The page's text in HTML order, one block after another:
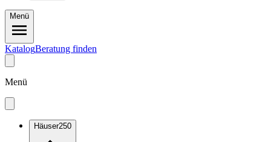
Menü
KatalogBeratung finden
Menü
Häuser250